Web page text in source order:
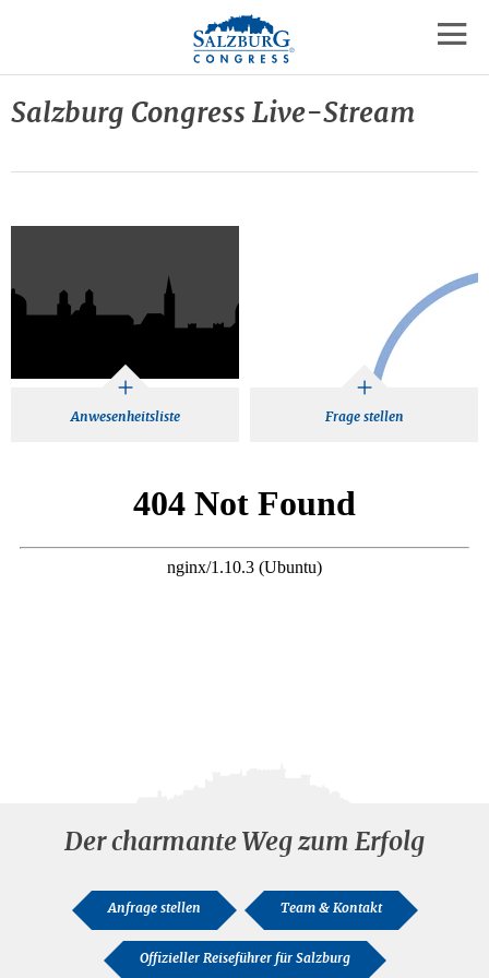
Zum
Inhalt
springen
Zum
Hauptmenü
springen
Zu
den
Kontaktinformationen
Salzburg Congress Live-Stream
Anwesenheitsliste Frage stellen
Der charmante Weg zum Erfolg
Anfrage stellen Team & Kontakt
Offizieller Reiseführer für Salzburg